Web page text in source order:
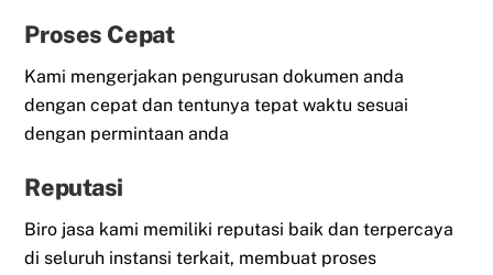
Proses Cepat
Kami mengerjakan pengurusan dokumen anda
dengan cepat dan tentunya tepat waktu sesuai
dengan permintaan anda
Reputasi
Biro jasa kami memiliki reputasi baik dan terpercaya
di seluruh instansi terkait, membuat proses